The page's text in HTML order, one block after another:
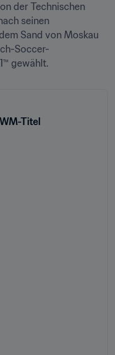
der Technischen
seinen
Sand von Moskau
Soccer-
gewählt.
Titel